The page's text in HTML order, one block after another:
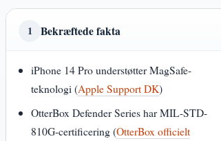
1 Bekræftede fakta
iPhone 14 Pro understøtter MagSafe-
teknologi (Apple Support DK)
OtterBox Defender Series har MIL-STD-
810G-certificering (OtterBox officielt